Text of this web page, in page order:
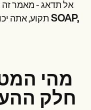
אל תדאג - מאמר זה
תקוע, אתה תבניות הערות SOAP,
מהי
חלק